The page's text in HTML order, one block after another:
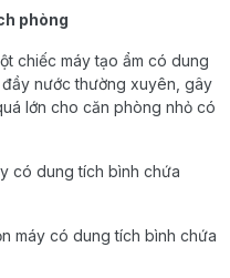
phòng
chiếc máy tạo ẩm có dung
nước thường xuyên, gây
lớn cho căn phòng nhỏ có
có dung tích bình chứa
máy có dung tích bình chứa